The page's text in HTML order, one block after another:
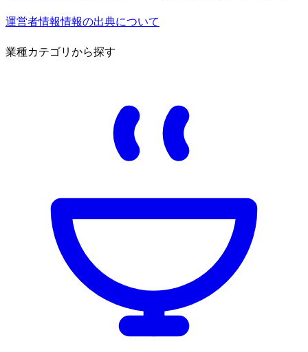
運営者情報情報の出典について
業種カテゴリから探す